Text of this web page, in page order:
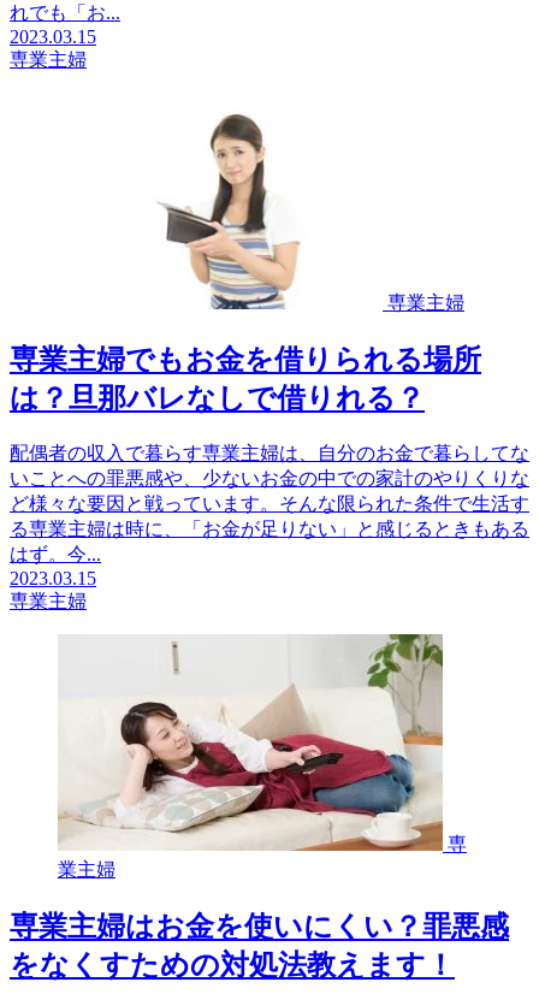
れでも「お...
2023.03.15
専業主婦
専業主婦
専業主婦でもお金を借りられる場所
は？旦那バレなしで借りれる？
配偶者の収入で暮らす専業主婦は、自分のお金で暮らしてな
いことへの罪悪感や、少ないお金の中での家計のやりくりな
ど様々な要因と戦っています。そんな限られた条件で生活す
る専業主婦は時に、「お金が足りない」と感じるときもある
はず。今...
2023.03.15
専業主婦
専
業主婦
専業主婦はお金を使いにくい？罪悪感
をなくすための対処法教えます！